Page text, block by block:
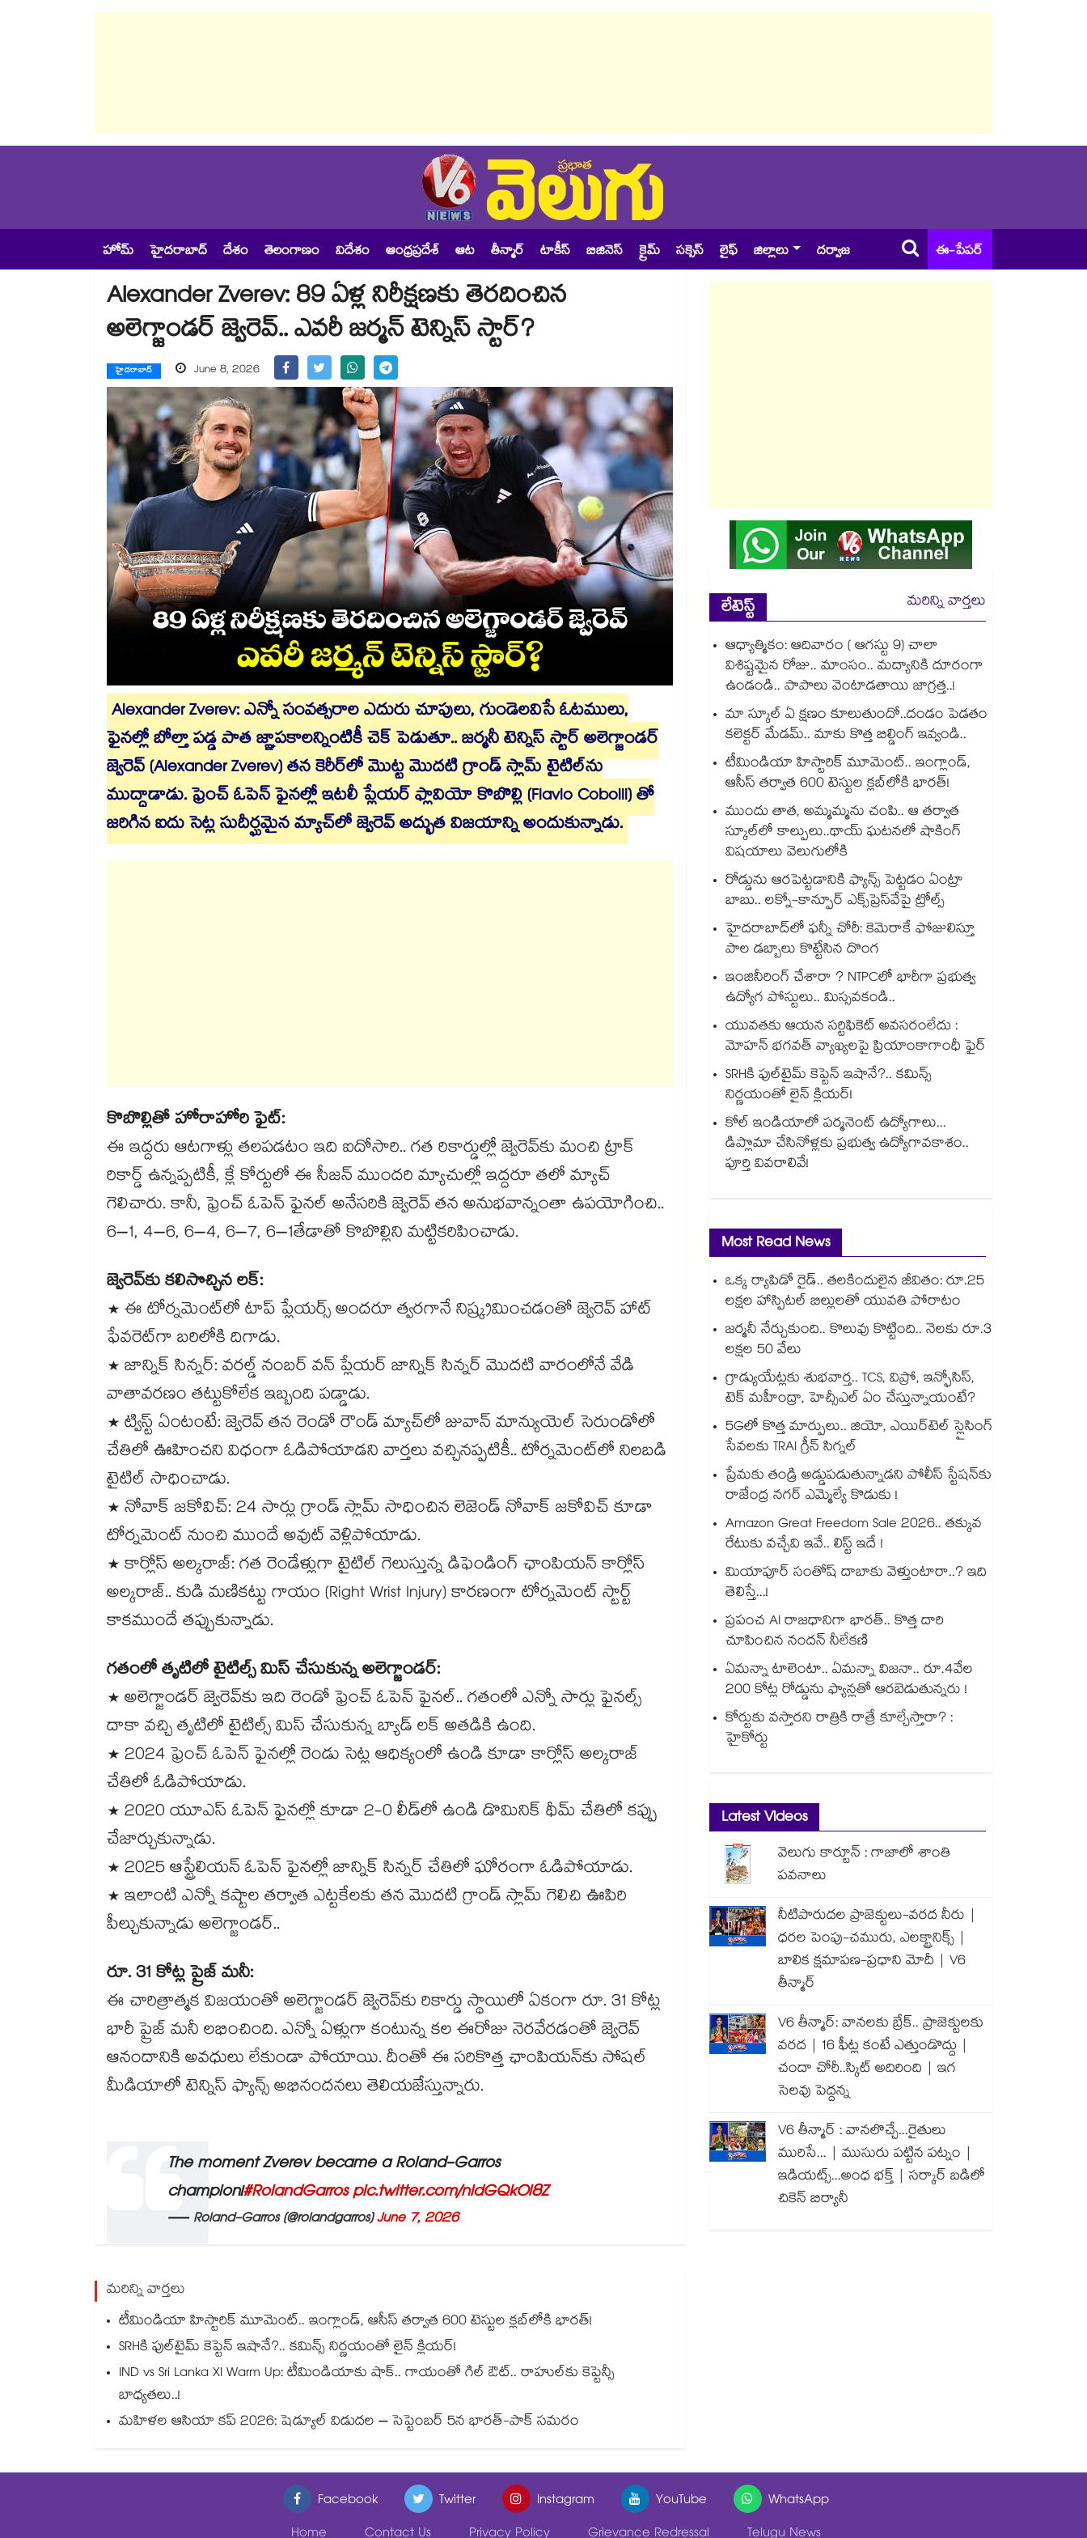
హోమ్ హైదరాబాద్ దేశం తెలంగాణం విదేశం ఆంధ్రప్రదేశ్ ఆట తీన్మార్ టాకీస్ బిజినెస్ క్రైమ్ సక్సెస్ లైఫ్ జిల్లాలు దర్వాజ ఈ-పేపర్
Alexander Zverev: 89 ఏళ్ల నిరీక్షణకు తెరదించిన
అలెగ్జాండర్ జ్వెరెవ్.. ఎవరీ జర్మన్ టెన్నిస్ స్టార్?
హైదరాబాద్ June 8, 2026
Alexander Zverev: ఎన్నో సంవత్సరాల ఎదురు చూపులు, గుండెలవిసే ఓటములు,
ఫైనల్లో బోల్తా పడ్డ పాత జ్ఞాపకాలన్నింటికీ చెక్ పెడుతూ.. జర్మనీ టెన్నిస్ స్టార్ అలెగ్జాండర్
జ్వెరెవ్ (Alexander Zverev) తన కెరీర్‌లో మొట్ట మొదటి గ్రాండ్ స్లామ్ టైటిల్‌ను
ముద్దాడాడు. ఫ్రెంచ్ ఓపెన్ ఫైనల్లో ఇటలీ ప్లేయర్ ఫ్లావియో కొబొల్లి (Flavio Cobolli) తో
జరిగిన ఐదు సెట్ల సుదీర్ఘమైన మ్యాచ్‌లో జ్వెరెవ్ అద్భుత విజయాన్ని అందుకున్నాడు.
కొబొల్లితో హోరాహోరి ఫైట్:
ఈ ఇద్దరు ఆటగాళ్లు తలపడటం ఇది ఐదోసారి.. గత రికార్డుల్లో జ్వెరెవ్‌కు మంచి ట్రాక్
రికార్డ్ ఉన్నప్పటికీ, క్లే కోర్టులో ఈ సీజన్ ముందరి మ్యాచుల్లో ఇద్దరూ తలో మ్యాచ్
గెలిచారు. కానీ, ఫ్రెంచ్ ఓపెన్ ఫైనల్ అనేసరికి జ్వెరెవ్ తన అనుభవాన్నంతా ఉపయోగించి..
6–1, 4–6, 6–4, 6–7, 6–1తేడాతో కొబొల్లిని మట్టికరిపించాడు.
జ్వెరెవ్‌కు కలిసొచ్చిన లక్:
* ఈ టోర్నమెంట్‌లో టాప్ ప్లేయర్స్ అందరూ త్వరగానే నిష్క్రమించడంతో జ్వెరెవ్ హాట్
ఫేవరెట్‌గా బరిలోకి దిగాడు.
* జాన్నిక్ సిన్నర్: వరల్డ్ నంబర్ వన్ ప్లేయర్ జాన్నిక్ సిన్నర్ మొదటి వారంలోనే వేడి
వాతావరణం తట్టుకోలేక ఇబ్బంది పడ్డాడు.
* ట్విస్ట్ ఏంటంటే: జ్వెరెవ్ తన రెండో రౌండ్ మ్యాచ్‌లో జువాన్ మాన్యుయెల్ సెరుండోలో
చేతిలో ఊహించని విధంగా ఓడిపోయాడని వార్తలు వచ్చినప్పటికీ.. టోర్నమెంట్‌లో నిలబడి
టైటిల్ సాధించాడు.
* నోవాక్ జకోవిచ్: 24 సార్లు గ్రాండ్ స్లామ్ సాధించిన లెజెండ్ నోవాక్ జకోవిచ్ కూడా
టోర్నమెంట్ నుంచి ముందే అవుట్ వెళ్లిపోయాడు.
* కార్లోస్ అల్కరాజ్: గత రెండేళ్లుగా టైటిల్ గెలుస్తున్న డిఫెండింగ్ ఛాంపియన్ కార్లోస్
అల్కరాజ్.. కుడి మణికట్టు గాయం (Right Wrist Injury) కారణంగా టోర్నమెంట్ స్టార్ట్
కాకముందే తప్పుకున్నాడు.
గతంలో తృటిలో టైటిల్స్ మిస్ చేసుకున్న అలెగ్జాండర్:
* అలెగ్జాండర్ జ్వెరెవ్‌కు ఇది రెండో ఫ్రెంచ్ ఓపెన్ ఫైనల్.. గతంలో ఎన్నో సార్లు ఫైనల్స్
దాకా వచ్చి తృటిలో టైటిల్స్ మిస్ చేసుకున్న బ్యాడ్ లక్ అతడికి ఉంది.
* 2024 ఫ్రెంచ్ ఓపెన్ ఫైనల్లో రెండు సెట్ల ఆధిక్యంలో ఉండి కూడా కార్లోస్ అల్కరాజ్
చేతిలో ఓడిపోయాడు.
* 2020 యూఎస్ ఓపెన్ ఫైనల్లో కూడా 2-0 లీడ్‌లో ఉండి డొమినిక్ థీమ్ చేతిలో కప్పు
చేజార్చుకున్నాడు.
* 2025 ఆస్ట్రేలియన్ ఓపెన్ ఫైనల్లో జాన్నిక్ సిన్నర్ చేతిలో ఘోరంగా ఓడిపోయాడు.
* ఇలాంటి ఎన్నో కష్టాల తర్వాత ఎట్టకేలకు తన మొదటి గ్రాండ్ స్లామ్ గెలిచి ఊపిరి
పీల్చుకున్నాడు అలెగ్జాండర్..
రూ. 31 కోట్ల ప్రైజ్ మనీ:
ఈ చారిత్రాత్మక విజయంతో అలెగ్జాండర్ జ్వెరెవ్‌కు రికార్డు స్థాయిలో ఏకంగా రూ. 31 కోట్ల
భారీ ప్రైజ్ మనీ లభించింది. ఎన్నో ఏళ్లుగా కంటున్న కల ఈరోజు నెరవేరడంతో జ్వెరెవ్
ఆనందానికి అవధులు లేకుండా పోయాయి. దీంతో ఈ సరికొత్త ఛాంపియన్‌కు సోషల్
మీడియాలో టెన్నిస్ ఫ్యాన్స్ అభినందనలు తెలియజేస్తున్నారు.
The moment Zverev became a Roland-Garros
champion!#RolandGarrospic.twitter.com/nldGQkOl8Z
— Roland-Garros (@rolandgarros)June 7, 2026
మరిన్ని వార్తలు
టీమిండియా హిస్టారిక్ మూమెంట్.. ఇంగ్లాండ్, ఆసీస్ తర్వాత 600 టెస్టుల క్లబ్‌లోకి భారత్!
SRHకి ఫుల్‌టైమ్ కెప్టెన్ ఇషానే?.. కమిన్స్ నిర్ణయంతో లైన్ క్లియర్!
IND vs Sri Lanka XI Warm Up: టీమిండియాకు షాక్.. గాయంతో గిల్ ఔట్.. రాహుల్‌కు కెప్టెన్సీ
బాధ్యతలు..!
మహిళల ఆసియా కప్ 2026: షెడ్యూల్ విడుదల – సెప్టెంబర్ 5న భారత్-పాక్ సమరం
లేటెస్ట్
మరిన్ని వార్తలు
ఆధ్యాత్మికం: ఆదివారం ( ఆగస్టు 9) చాలా
విశిష్టమైన రోజు.. మాంసం.. మద్యానికి దూరంగా
ఉండండి.. పాపాలు వెంటాడతాయి జాగ్రత్త..!
మా స్కూల్ ఏ క్షణం కూలుతుందో..దండం పెడతం
కలెక్టర్ మేడమ్.. మాకు కొత్త బిల్డింగ్ ఇవ్వండి..
టీమిండియా హిస్టారిక్ మూమెంట్.. ఇంగ్లాండ్,
ఆసీస్ తర్వాత 600 టెస్టుల క్లబ్‌లోకి భారత్!
ముందు తాత, అమ్మమ్మను చంపి.. ఆ తర్వాత
స్కూల్‌లో కాల్పులు..థాయ్ ఘటనలో షాకింగ్
విషయాలు వెలుగులోకి
రోడ్డును ఆరపెట్టడానికి ఫ్యాన్స్ పెట్టడం ఏంట్రా
బాబు.. లక్నో-కాన్పూర్ ఎక్స్‌ప్రెస్‌వేపై ట్రోల్స్
హైదరాబాద్‌లో ఫన్నీ చోరీ: కెమెరాకే ఫోజులిస్తూ
పాల డబ్బాలు కొట్టేసిన దొంగ
ఇంజినీరింగ్ చేశారా ? NTPCలో భారీగా ప్రభుత్వ
ఉద్యోగ పోస్టులు.. మిస్సవకండి..
యువతకు ఆయన సర్టిఫికెట్ అవసరంలేదు :
మోహన్ భగవత్ వ్యాఖ్యలపై ప్రియాంకాగాంధీ ఫైర్
SRHకి ఫుల్‌టైమ్ కెప్టెన్ ఇషానే?.. కమిన్స్
నిర్ణయంతో లైన్ క్లియర్!
కోల్ ఇండియాలో పర్మనెంట్ ఉద్యోగాలు...
డిప్లొమా చేసినోళ్లకు ప్రభుత్వ ఉద్యోగావకాశం..
పూర్తి వివరాలివే!
Most Read News
ఒక్క ర్యాపిడో రైడ్.. తలకిందులైన జీవితం: రూ.25
లక్షల హాస్పిటల్ బిల్లులతో యువతి పోరాటం
జర్మనీ నేర్చుకుంది.. కొలువు కొట్టింది.. నెలకు రూ.3
లక్షల 50 వేలు
గ్రాడ్యుయేట్లకు శుభవార్త.. TCS, విప్రో, ఇన్ఫోసిస్,
టెక్ మహీంద్రా, హెచ్సీఎల్ ఏం చేస్తున్నాయంటే?
5Gలో కొత్త మార్పులు.. జియో, ఎయిర్‌టెల్ స్లైసింగ్
సేవలకు TRAI గ్రీన్ సిగ్నల్
ప్రేమకు తండ్రి అడ్డుపడుతున్నాడని పోలీస్ స్టేషన్⁪కు
రాజేంద్ర నగర్ ఎమ్మెల్యే కొడుకు !
Amazon Great Freedom Sale 2026.. తక్కువ
రేటుకు వచ్చేవి ఇవే.. లిస్ట్ ఇదే !
మియాపూర్ సంతోష్ దాబాకు వెళ్తుంటారా..? ఇది
తెలిస్తే...!
ప్రపంచ AI రాజధానిగా భారత్.. కొత్త దారి
చూపించిన నందన్ నీలేకణి
ఏమన్నా టాలెంటా.. ఏమన్నా విజనా.. రూ.4వేల
200 కోట్ల రోడ్డును ఫ్యాన్లతో ఆరబెడుతున్నరు !
కోర్టుకు వస్తారని రాత్రికి రాత్రే కూల్చేస్తారా? :
హైకోర్టు
Latest Videos
వెలుగు కార్టూన్ : గాజాలో శాంతి
పవనాలు
నీటిపారుదల ప్రాజెక్టులు-వరద నీరు |
ధరల పెంపు-చమురు, ఎలక్ట్రానిక్స్ |
బాలిక క్షమాపణ-ప్రధాని మోదీ | V6
తీన్మార్
V6 తీన్మార్: వానలకు బ్రేక్.. ప్రాజెక్టులకు
వరద | 16 ఫీట్ల కంటే ఎత్తుండొద్దు |
చందా చోరీ..స్కిట్ అదిరింది | ఇగ
సెలవు పెద్దన్న
V6 తీన్మార్ : వానలొచ్చే...రైతులు
మురిసే... | ముసురు పట్టిన పట్నం |
ఇడియట్స్...అంధ భక్త్ | సర్కార్ బడిలో
చికెన్ బిర్యానీ
Facebook Twitter Instagram YouTube
WhatsApp